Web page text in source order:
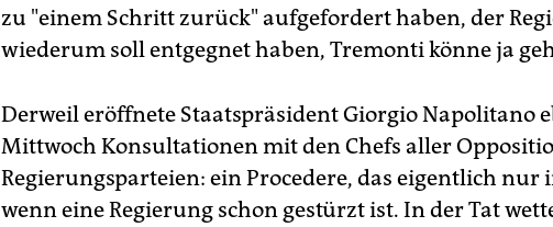
zu "einem Schritt zurück" aufgefordert haben, der
wiederum soll entgegnet haben, Tremonti könne ja
Derweil eröffnete Staatspräsident Giorgio Napolitano
Mittwoch Konsultationen mit den Chefs aller
Regierungsparteien: ein Procedere, das eigentlich nur
wenn eine Regierung schon gestürzt ist. In der Tat